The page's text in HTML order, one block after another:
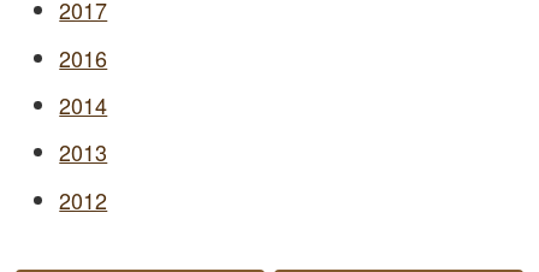
2017
2016
2014
2013
2012